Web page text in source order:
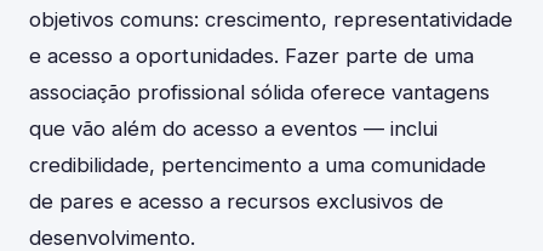
objetivos comuns: crescimento, representatividade
e acesso a oportunidades. Fazer parte de uma
associação profissional sólida oferece vantagens
que vão além do acesso a eventos — inclui
credibilidade, pertencimento a uma comunidade
de pares e acesso a recursos exclusivos de
desenvolvimento.